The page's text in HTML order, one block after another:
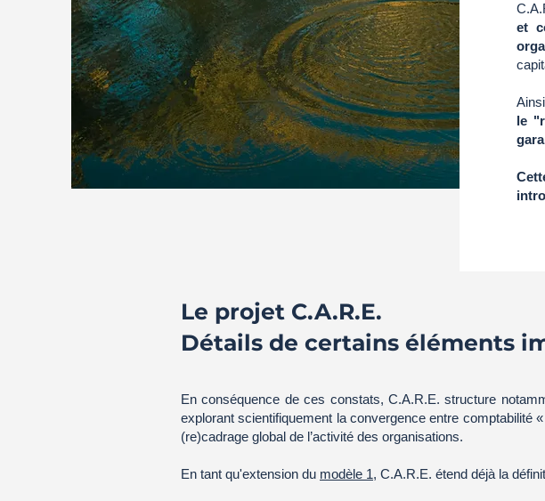
et
le
Le projet C.A.R.E.
Détails de certains éléments
En conséquence de ces constats, C.A.R.E. structure
explorant scientifiquement la convergence entre comptabilité
(re)cadrage global de l’activité des organisations.
En tant qu'extension du modèle 1, C.A.R.E. étend déjà la